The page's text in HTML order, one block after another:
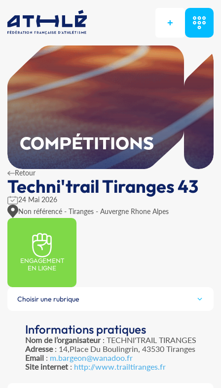
+
COMPÉTITIONS
Retour
Techni'trail Tiranges 43
24 Mai 2026
Non référencé - Tiranges - Auvergne Rhone Alpes
ENGAGEMENT
EN LIGNE
Choisir une rubrique
Informations pratiques
Nom de l’organisateur: TECHNI'TRAIL TIRANGES
Adresse: 14,Place Du Boulingrin, 43530 Tiranges
Email: m.bargeon@wanadoo.fr
Site internet: http://www.trailtiranges.fr